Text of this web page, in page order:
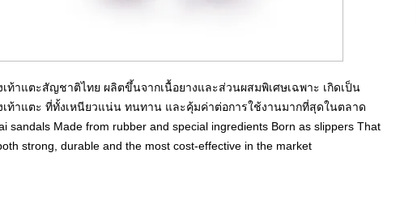
เท้าแตะสัญชาติไทย ผลิตขึ้นจากเนื้อยางและส่วนผสมพิเศษเฉพาะ เกิดเป็น
เท้าแตะ ที่ทั้งเหนียวแน่น ทนทาน และคุ้มค่าต่อการใช้งานมากที่สุดในตลาด
sandals Made from rubber and special ingredients Born as slippers That
strong, durable and the most cost-effective in the market